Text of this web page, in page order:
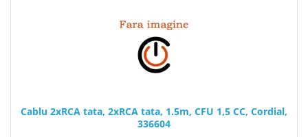
Cablu 2xRCA tata, 2xRCA tata, 1.5m, CFU 1,5 CC, Cordial,
336604